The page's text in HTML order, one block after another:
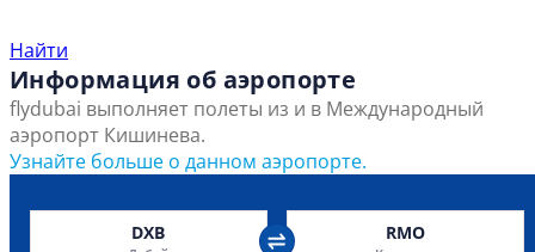
Найти
Информация об аэропорте
flydubai выполняет полеты из и в Международный
аэропорт Кишинева.
Узнайте больше о данном аэропорте.
DXB RMO